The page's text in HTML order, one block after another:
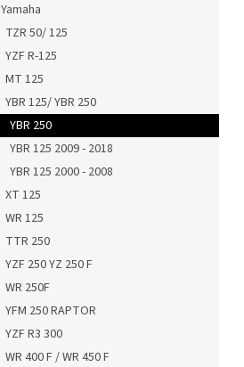
Yamaha
TZR 50/ 125
YZF R-125
MT 125
YBR 125/ YBR 250
YBR 250
YBR 125 2009 - 2018
YBR 125 2000 - 2008
XT 125
WR 125
TTR 250
YZF 250 YZ 250 F
WR 250F
YFM 250 RAPTOR
YZF R3 300
WR 400 F / WR 450 F